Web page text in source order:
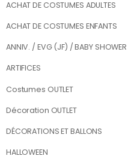
ACHAT DE COSTUMES ADULTES
ACHAT DE COSTUMES ENFANTS
ANNIV. / EVG (JF) / BABY SHOWER
ARTIFICES
Costumes OUTLET
Décoration OUTLET
DÉCORATIONS ET BALLONS
HALLOWEEN